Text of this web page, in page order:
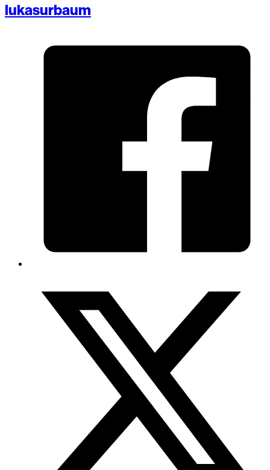
lukasurbaum